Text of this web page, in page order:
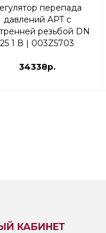
перепада
давлений APT с
резьбой DN
25 1 В | 003Z5703
34338р.
КАБИНЕТ